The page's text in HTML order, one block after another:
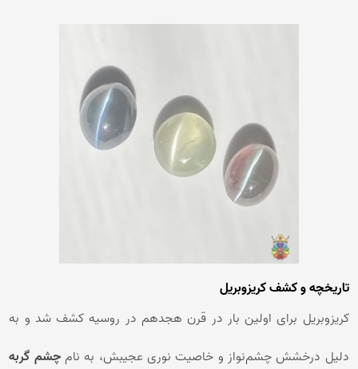
تاریخچه و کشف کریزوبریل
کریزوبریل برای اولین بار در قرن هجدهم در روسیه کشف شد و به
دلیل درخشش چشم‌نواز و خاصیت نوری عجیبش، به نامچشم گربه